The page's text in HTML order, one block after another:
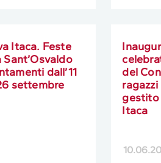
Itaca. Feste
Sant’Osvaldo
dall’11
settembre
del
gestito
Itaca